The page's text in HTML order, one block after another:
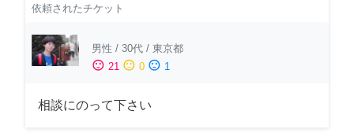
依頼されたチケット
男性 / 30代 / 東京都
sentiment_satisfied 21 sentiment_neutral 0 sentiment_dissatisfied 1
相談にのって下さい